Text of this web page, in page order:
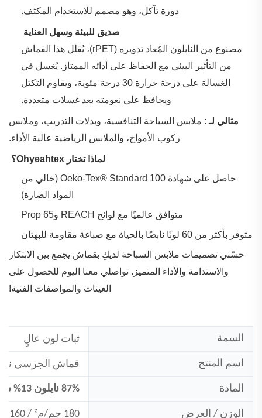
دورة تآكل، وهو مصمم للاستخدام المكثف.
صديق للبيئة وسهل العناية
مصنوع من النايلون المُعاد تدويره (rPET)، يُقلل هذا القماش
من التأثير البيئي مع الحفاظ على أدائه الممتاز. يُغسل في
الغسالة على درجة حرارة 30 درجة مئوية، ويقاوم التكتل
ويحافظ على نعومته بعد غسلات متعددة.
مثالي لـ ‌: ملابس السباحة التنافسية، وبدلات التدريب، وملابس
ركوب الأمواج، والملابس الرياضية عالية الأداء.
لماذا تختار Ohyeahtex؟
حاصل على شهادة Oeko-Tex® Standard 100 (خالي من
المواد الضارة)
متوافق عالميًا مع لوائح REACH وProp 65
متوفر بأكثر من 60 لونًا نابضًا بالحياة مع صباغة مقاومة للبهتان
حسّني تصميمات ملابس السباحة لديكِ بقماش يجمع بين الابتكار
والاستدامة والأداء المتميز. تواصلي معنا اليوم للحصول على
العينات والمواصفات الفنية!
السمة ثبات لون عالٍ
اسم المنتج قماش الجرسي
المادة 87% نايلون 13% سباندكس جيرسيه القماش
الوزن / العرض 180 جم/م² / 160 سم